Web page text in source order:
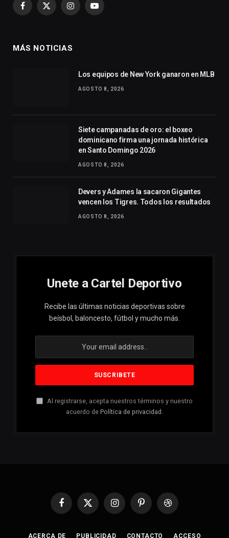
Facebook
X
InstagramYouTube
MÁS NOTICIAS
Los equipos de New York ganaron en MLB
AGOSTO 8, 2026
Siete campanadas de oro: el boxeo
dominicano firma una jornada histórica
en Santo Domingo 2026
AGOSTO 8, 2026
Devers y Adames la sacaron Gigantes
vencen los Tigres. Todos los resultados
AGOSTO 8, 2026
Unete a Cartel Deportivo
Recibe las últimas noticias deportivas sobre
beísbol, baloncesto, fútbol y mucho más.
Al registrarse, acepta nuestros términos y nuestro
acuerdo de Política de privacidad .
Facebook
X
InstagramPinterestDribbble
ACERCA DE PUBLICIDAD CONTACTO ACCESO